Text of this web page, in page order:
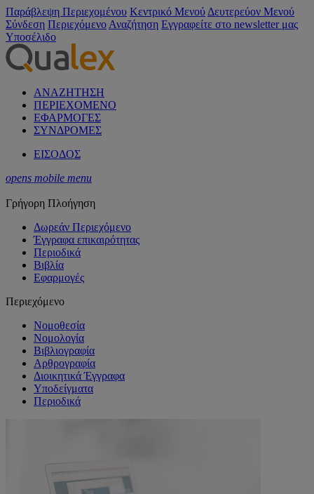
Παράβλεψη Περιεχομένου Κεντρικό Μενού Δευτερεύον Μενού
Σύνδεση Περιεχόμενο Αναζήτηση Εγγραφείτε στο newsletter μας
Υποσέλιδο
ΑΝΑΖΗΤΗΣΗ
ΠΕΡΙΕΧΟΜΕΝΟ
ΕΦΑΡΜΟΓΕΣ
ΣΥΝΔΡΟΜΕΣ
ΕΙΣΟΔΟΣ
opens mobile menu
Γρήγορη Πλοήγηση
Δωρεάν Περιεχόμενο
Έγγραφα επικαιρότητας
Περιοδικά
Βιβλία
Εφαρμογές
Περιεχόμενο
Νομοθεσία
Νομολογία
Βιβλιογραφία
Αρθρογραφία
Διοικητικά Έγγραφα
Υποδείγματα
Περιοδικά